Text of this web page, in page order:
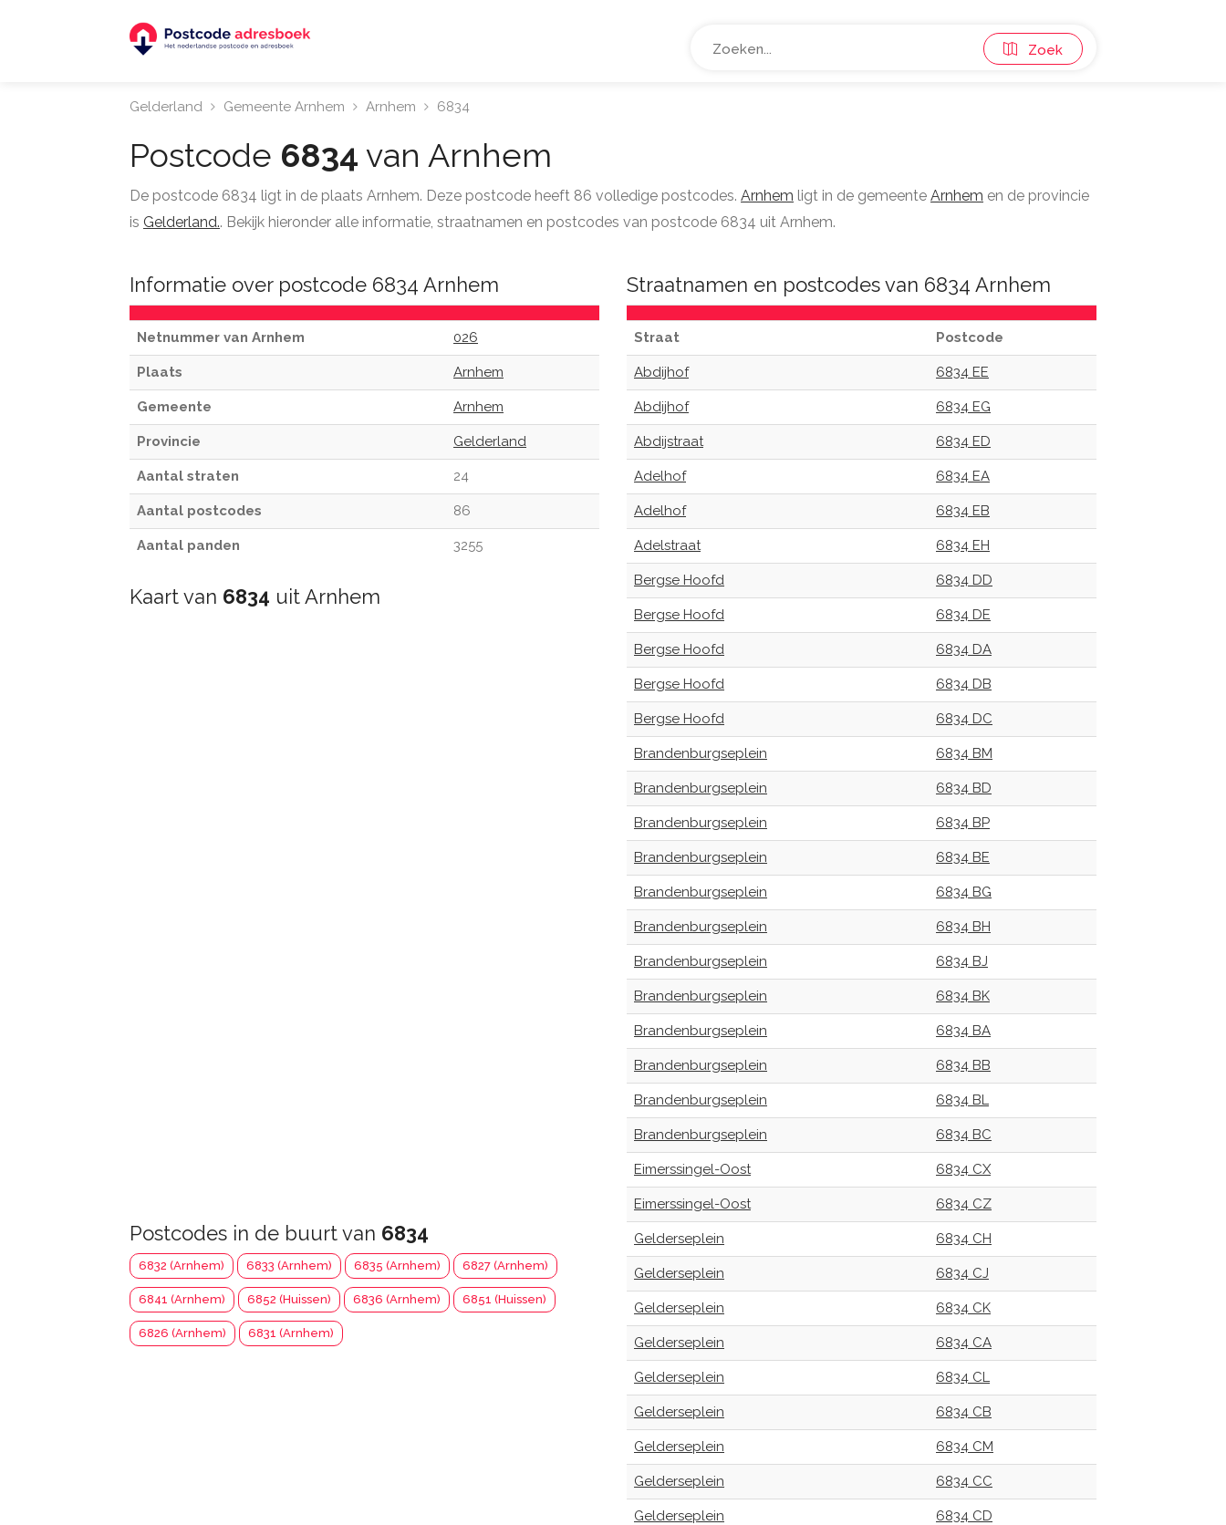
Zoek
Gelderland Gemeente Arnhem Arnhem 6834
Postcode 6834 van Arnhem
De postcode 6834 ligt in de plaats Arnhem. Deze postcode heeft 86 volledige postcodes. Arnhem ligt in de gemeente Arnhem en de provincie
is Gelderland.. Bekijk hieronder alle informatie, straatnamen en postcodes van postcode 6834 uit Arnhem.
Informatie over postcode 6834 Arnhem
Netnummer van Arnhem 026
Plaats Arnhem
Gemeente Arnhem
Provincie Gelderland
Aantal straten 24
Aantal postcodes 86
Aantal panden 3255
Kaart van 6834 uit Arnhem
Postcodes in de buurt van 6834
6832 (Arnhem) 6833 (Arnhem) 6835 (Arnhem) 6827 (Arnhem)
6841 (Arnhem) 6852 (Huissen) 6836 (Arnhem) 6851 (Huissen)
6826 (Arnhem) 6831 (Arnhem)
Straatnamen en postcodes van 6834 Arnhem
Straat Postcode
Abdijhof 6834 EE
Abdijhof 6834 EG
Abdijstraat 6834 ED
Adelhof 6834 EA
Adelhof 6834 EB
Adelstraat 6834 EH
Bergse Hoofd 6834 DD
Bergse Hoofd 6834 DE
Bergse Hoofd 6834 DA
Bergse Hoofd 6834 DB
Bergse Hoofd 6834 DC
Brandenburgseplein 6834 BM
Brandenburgseplein 6834 BD
Brandenburgseplein 6834 BP
Brandenburgseplein 6834 BE
Brandenburgseplein 6834 BG
Brandenburgseplein 6834 BH
Brandenburgseplein 6834 BJ
Brandenburgseplein 6834 BK
Brandenburgseplein 6834 BA
Brandenburgseplein 6834 BB
Brandenburgseplein 6834 BL
Brandenburgseplein 6834 BC
Eimerssingel-Oost 6834 CX
Eimerssingel-Oost 6834 CZ
Gelderseplein 6834 CH
Gelderseplein 6834 CJ
Gelderseplein 6834 CK
Gelderseplein 6834 CA
Gelderseplein 6834 CL
Gelderseplein 6834 CB
Gelderseplein 6834 CM
Gelderseplein 6834 CC
Gelderseplein 6834 CD